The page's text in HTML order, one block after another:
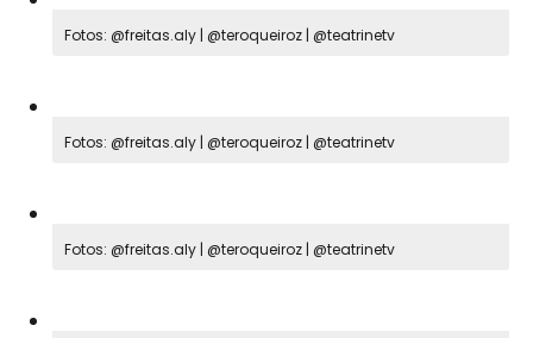
Fotos: @freitas.aly | @teroqueiroz | @teatrinetv
Fotos: @freitas.aly | @teroqueiroz | @teatrinetv
Fotos: @freitas.aly | @teroqueiroz | @teatrinetv